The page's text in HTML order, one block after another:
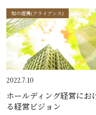
2022.7.10
知の提携(アライアンス)
ホールディング経営にお
る経営ビジョン